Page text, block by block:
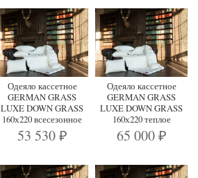
Одеяло кассетное
GERMAN GRASS
LUXE DOWN GRASS
160х220 всесезонное
53 530 ₽
Одеяло кассетное
GERMAN GRASS
LUXE DOWN GRASS
160х220 теплое
65 000 ₽